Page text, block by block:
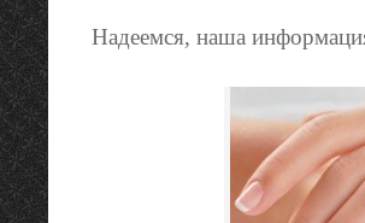
Надеемся, наша